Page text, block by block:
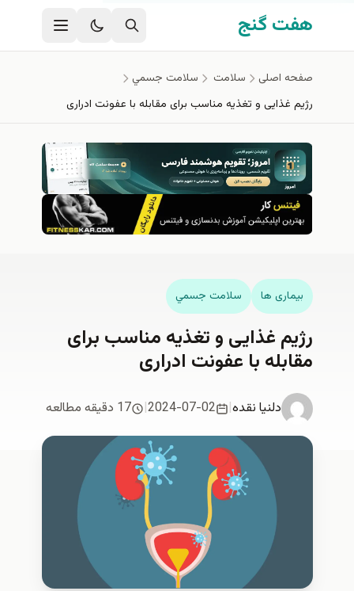
رفتن به محتوای اصلی
هفت گنج
صفحه اصلی سلامت
سلامت جسمي
رژیم غذایی و تغذیه مناسب برای مقابله با عفونت ادراری
بیماری ها سلامت جسمي
رژیم غذایی و تغذیه مناسب برای
مقابله با عفونت ادراری
دلنیا نقدە|
2024-07-02
| 17 دقیقه مطالعه